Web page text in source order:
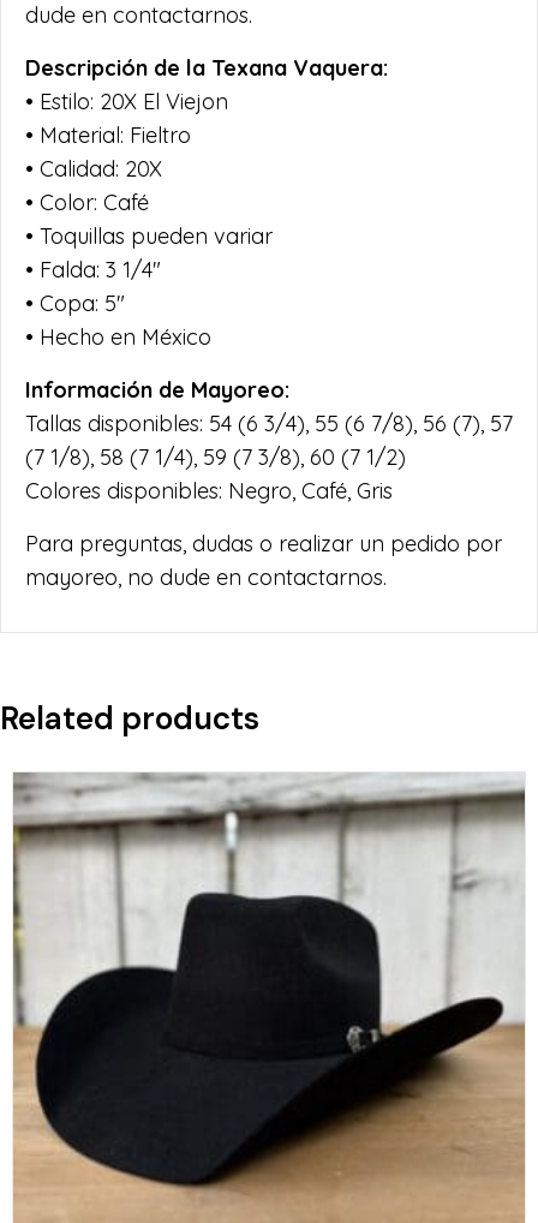
dude en contactarnos.
Descripción de la Texana Vaquera:
• Estilo: 20X El Viejon
• Material: Fieltro
• Calidad: 20X
• Color: Café
• Toquillas pueden variar
• Falda: 3 1/4″
• Copa: 5″
• Hecho en México
Información de Mayoreo:
Tallas disponibles: 54 (6 3/4), 55 (6 7/8), 56 (7), 57
(7 1/8), 58 (7 1/4), 59 (7 3/8), 60 (7 1/2)
Colores disponibles: Negro, Café, Gris
Para preguntas, dudas o realizar un pedido por
mayoreo, no dude en contactarnos.
Related products